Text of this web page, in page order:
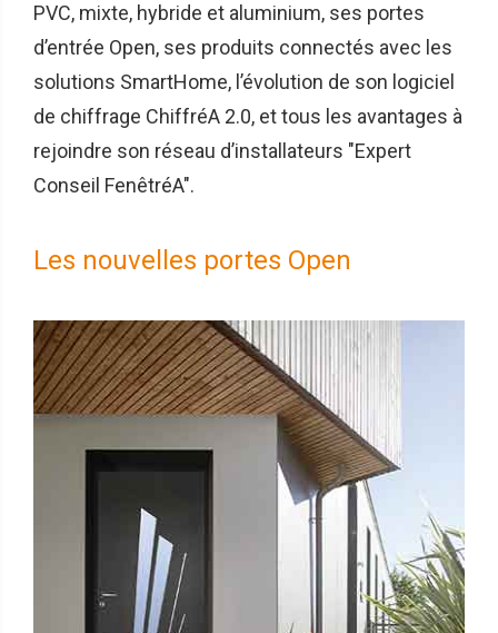
PVC, mixte, hybride et aluminium, ses portes
d’entrée Open, ses produits connectés avec les
solutions SmartHome, l’évolution de son logiciel
de chiffrage ChiffréA 2.0, et tous les avantages à
rejoindre son réseau d’installateurs "Expert
Conseil FenêtréA".
Les nouvelles portes Open